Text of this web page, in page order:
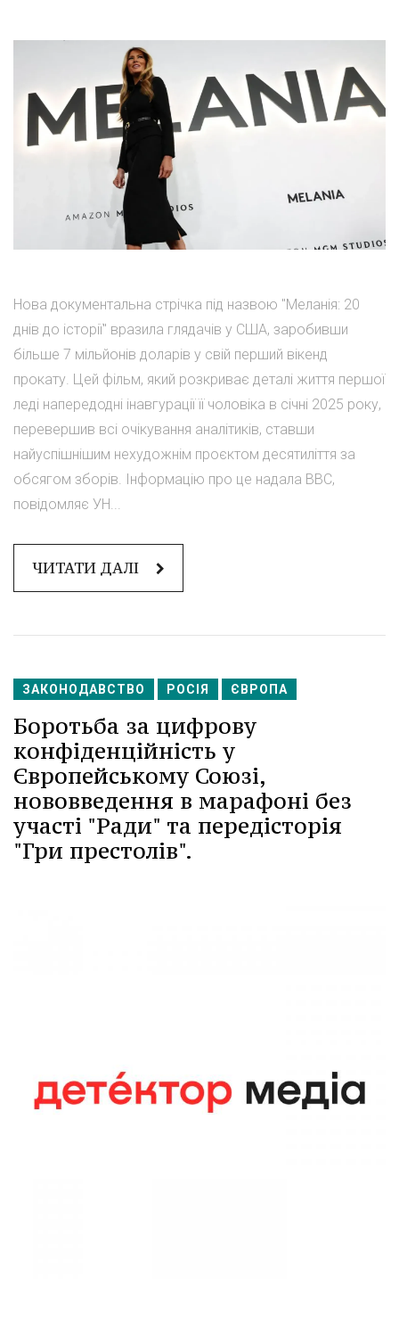
Нова документальна стрічка під назвою "Меланія: 20
днів до історії" вразила глядачів у США, заробивши
більше 7 мільйонів доларів у свій перший вікенд
прокату. Цей фільм, який розкриває деталі життя першої
леді напередодні інавгурації її чоловіка в січні 2025 року,
перевершив всі очікування аналітиків, ставши
найуспішнішим нехудожнім проєктом десятиліття за
обсягом зборів. Інформацію про це надала BBC,
повідомляє УН...
ЧИТАТИ ДАЛІ
ЗАКОНОДАВСТВО РОСІЯ ЄВРОПА
Боротьба за цифрову
конфіденційність у
Європейському Союзі,
нововведення в марафоні без
участі "Ради" та передісторія
"Гри престолів".